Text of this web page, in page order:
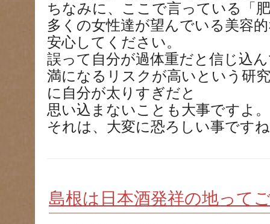
ちなみに、ここで言っている「
多くの女性達が望んでいる美容
安心してください。
誤って自分が過体重だと信じ込
満になるリスクが高いという研
に自分が太りすぎだと
思い込まないことも大事ですよ。
それは、大変に恐ろしい事です
島根は日本酒発祥の地って